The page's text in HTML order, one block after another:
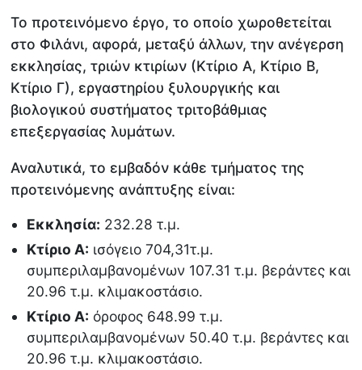
Το προτεινόμενο έργο, το οποίο χωροθετείται
στο Φιλάνι, αφορά, μεταξύ άλλων, την ανέγερση
εκκλησίας, τριών κτιρίων (Κτίριο Α, Κτίριο Β,
Κτίριο Γ), εργαστηρίου ξυλουργικής και
βιολογικού συστήματος τριτοβάθμιας
επεξεργασίας λυμάτων.
Αναλυτικά, το εμβαδόν κάθε τμήματος της
προτεινόμενης ανάπτυξης είναι:
Εκκλησία: 232.28 τ.μ.
Κτίριο Α: ισόγειο 704,31τ.μ.
συμπεριλαμβανομένων 107.31 τ.μ. βεράντες και
20.96 τ.μ. κλιμακοστάσιο.
Κτίριο Α: όροφος 648.99 τ.μ.
συμπεριλαμβανομένων 50.40 τ.μ. βεράντες και
20.96 τ.μ. κλιμακοστάσιο.